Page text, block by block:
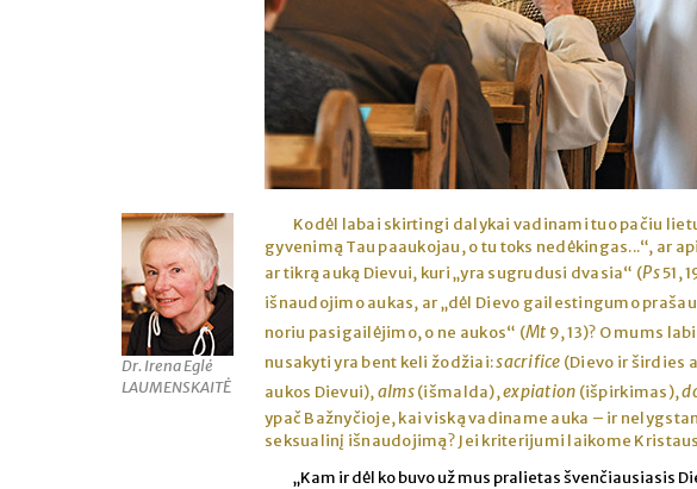
Dr. Irena Eglė
LAUMENSKAITĖ
Kodėl labai skirtingi dalykai vadinami tuo pačiu
gyvenimą Tau paaukojau, o tu toks nedėkingas...“, ar
ar tikrą auką Dievui, kuri „yra sugrudusi dvasia“ (Ps51,
išnaudojimo aukas, ar „dėl Dievo gailestingumo
noriu pasigailėjimo, o ne aukos“ (Mt 9, 13)? O mums
nusakyti yra bent keli žodžiai:sacrifice (Dievo ir širdies
aukos Dievui),alms(išmalda),expiation (išpirkimas),
ypač Bažnyčioje, kai viską vadiname auka – ir
seksualinį išnaudojimą? Jei kriterijumi laikome
„Kam ir dėl ko buvo už mus pralietas švenčiausiasis